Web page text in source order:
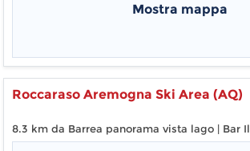
Mostra mappa
Roccaraso Aremogna Ski Area (AQ)
8.3 km da Barrea panorama vista lago | Bar